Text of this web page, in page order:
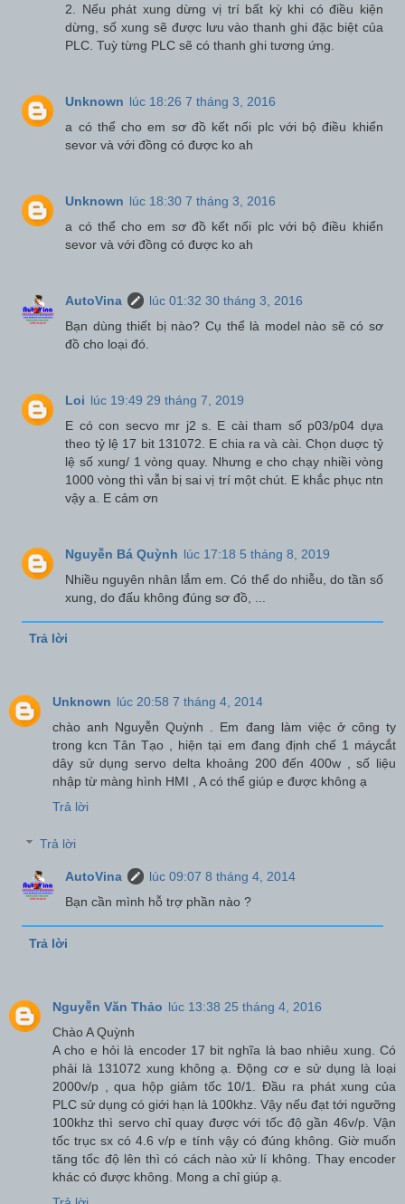
2. Nếu phát xung dừng vị trí bất kỳ khi có điều kiện
dừng, số xung sẽ được lưu vào thanh ghi đặc biệt của
PLC. Tuỳ từng PLC sẽ có thanh ghi tương ứng.
Unknown lúc 18:26 7 tháng 3, 2016
a có thể cho em sơ đồ kết nối plc với bộ điều khiển
sevor và với đồng có được ko ah
Unknown lúc 18:30 7 tháng 3, 2016
a có thể cho em sơ đồ kết nối plc với bộ điều khiển
sevor và với đồng có được ko ah
AutoVina
lúc 01:32 30 tháng 3, 2016
Bạn dùng thiết bị nào? Cụ thể là model nào sẽ có sơ
đồ cho loại đó.
Loi lúc 19:49 29 tháng 7, 2019
E có con secvo mr j2 s. E cài tham số p03/p04 dựa
theo tỷ lệ 17 bit 131072. E chia ra và cài. Chọn duợc tỷ
lệ số xung/ 1 vòng quay. Nhưng e cho chạy nhiềi vòng
1000 vòng thì vẫn bị sai vị trí một chút. E khắc phục ntn
vậy a. E cảm ơn
Nguyễn Bá Quỳnh lúc 17:18 5 tháng 8, 2019
Nhiều nguyên nhân lắm em. Có thể do nhiễu, do tần số
xung, do đấu không đúng sơ đồ, ...
Trả lời
Unknown lúc 20:58 7 tháng 4, 2014
chào anh Nguyễn Quỳnh . Em đang làm việc ở công ty
trong kcn Tân Tạo , hiện tại em đang định chế 1 máycắt
dây sử dụng servo delta khoảng 200 đến 400w , số liệu
nhập từ màng hình HMI , A có thể giúp e được không ạ
Trả lời
Trả lời
AutoVina
lúc 09:07 8 tháng 4, 2014
Bạn cần mình hỗ trợ phần nào ?
Trả lời
Nguyễn Văn Thảo lúc 13:38 25 tháng 4, 2016
Chào A Quỳnh
A cho e hỏi là encoder 17 bit nghĩa là bao nhiêu xung. Có
phải là 131072 xung không ạ. Động cơ e sử dụng là loại
2000v/p , qua hộp giảm tốc 10/1. Đầu ra phát xung của
PLC sử dụng có giới hạn là 100khz. Vậy nếu đạt tới ngưỡng
100khz thì servo chỉ quay được với tốc độ gần 46v/p. Vận
tốc trục sx có 4.6 v/p e tính vậy có đúng không. Giờ muốn
tăng tốc độ lên thì có cách nào xử lí không. Thay encoder
khác có được không. Mong a chỉ giúp ạ.